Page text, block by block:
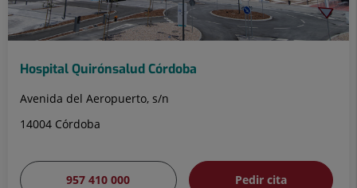
Hospital Quirónsalud Córdoba
Avenida del Aeropuerto, s/n
14004 Córdoba
957 410 000 Pedir cita